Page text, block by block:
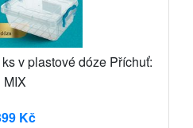
v plastové dóze Příchuť:
MIX
Kč